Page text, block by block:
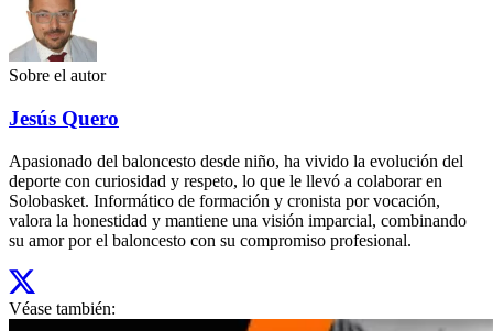
Sobre el autor
Jesús Quero
Apasionado del baloncesto desde niño, ha vivido la evolución del
deporte con curiosidad y respeto, lo que le llevó a colaborar en
Solobasket. Informático de formación y cronista por vocación,
valora la honestidad y mantiene una visión imparcial, combinando
su amor por el baloncesto con su compromiso profesional.
Véase también: